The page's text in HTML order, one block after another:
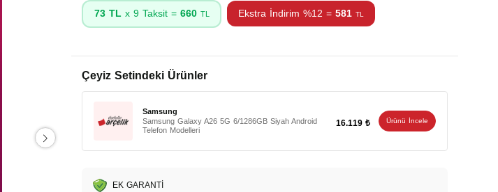
73 TLx 9 Taksit = 660 TL Ekstra İndirim %12 = 581 TL
Çeyiz Setindeki Ürünler
Samsung
Samsung Galaxy A26 5G 6/1286GB Siyah Android
Telefon Modelleri
16.119 ₺ Ürünü İncele
EK GARANTİ